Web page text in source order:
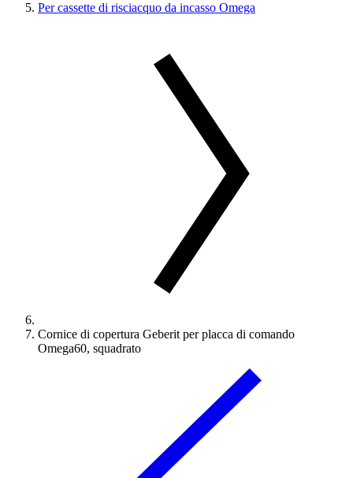
Per cassette di risciacquo da incasso Omega
Cornice di copertura Geberit per placca di comando
Omega60, squadrato